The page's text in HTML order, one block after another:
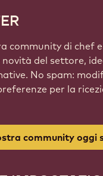
community di chef
No spam:
per la